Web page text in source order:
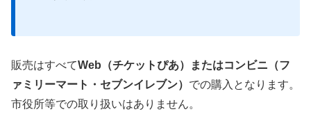
販売はすべてWeb（チケットぴあ）またはコンビニ（フ
ァミリーマート・セブンイレブン） での購入となります。
市役所等での取り扱いはありません。